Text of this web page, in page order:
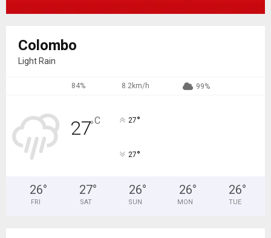
Colombo
Light Rain
84% 8.2km/h 99%
27°C 27°
27°
26°
FRI
27°
SAT
26°
SUN
26°
MON
26°
TUE